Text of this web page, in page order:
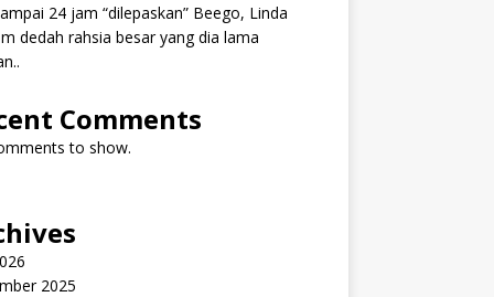
24 jam “dilepaskan” Beego, Linda
dedah rahsia besar yang dia lama
Comments
to show.
2025